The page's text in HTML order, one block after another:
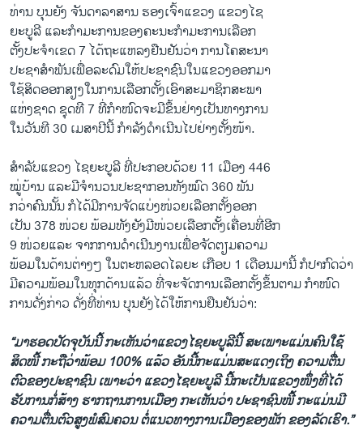
ພາສາຕ່າງໆ
ທ່ານ ບຸນ​ຍັງ ຈັນ​ດາລາ​ສານ ​ຮອງເຈົ້າ​ແຂວງ ແຂວງ​ໄຊ
ຍະ​ບູລີ ​ແລະກຳມະການ​ຂອງ​ຄະນະ​ກຳມະການ​ເລືອກ​
ຕັ້ງປະຈຳ​ເຂດ 7 ​ໄດ້​ຖະ​ແຫລ​ງຢືນຢັນ​ວ່າ ການ​ໂຄສະນາ
ປະຊາສຳພັນເພື່ອ​ລະດົມ​ໃຫ້​ປະຊາຊົນ​ໃນ​ແຂວງ​ອອກ​ມາ
ໃຊ້​ສິດ​ອອກສຽງ​ໃນ​ການ​ເລືອກ​ຕັ້ງ​ເອົາ​ສະມາຊິກ​ສະພາ
ແຫ່ງ​ຊາດ ຊຸດ​ທີ 7 ທີ່​ກຳໜົດຈະ​ມີ​ຂຶ້ນຢ່າງ​ເປັນ​ທາງ​ການ
ໃນ​ວັນ​ທີ 30 ​ເມສາ​ປີນີ້ ກຳລັງ​ດຳ​ເນີນ​ໄປ​ຢ່າງ​ຕັ້ງໜ້າ.
ສໍາລັບ​ແຂວງ ​ໄຊ​ຍະ​ບູລີ ທີ່​ປະກອບ​ດ້ວຍ 11 ​ເມືອງ 446
ໝູ່ບ້ານ ​ແລະ​ມີ​ຈຳນວນ​ປະຊາກອນ​ທັງໝົດ 360 ພັນ​
ກວ່າ​ຄົນ​ນັ້ນ ກໍ​ໄດ້​ມີ​ການຈັດ​ແບ່ງໜ່ວຍ​ເລືອກ​ຕັ້ງອອກ
ເປັນ 378 ໜ່ວຍ ພ້ອມ​ທັງ​ຍັງ​ມີໜ່ວຍ​ເລືອກ​ຕັ້ງ​ເຄື່ອນ​ທີ່​ອີກ
9 ໜ່ວຍ​ແລະ ຈາກ​ການ​ດຳ​ເນີນ​ງານ​ເພື່ອ​ຈັດຕຽ​ມຄວາມ
ພ້ອມ​ໃນ​ດ້ານ​ຕ່າງໆ ​ໃນ​ຕະຫລອດ​ໄລຍະ ​ເກືອບ 1 ​ເດືອນ​ມານີ້ ກໍ​ປາກົດ​ວ່າ
ມີ​ຄວາມ​ພ້ອມ​ໃນ​ທຸກ​ດ້ານ​ແລ້ວ ທີ່​ຈະ​ຈັດການ​ເລືອກ​ຕັ້ງຂຶ້ນຕາມ​ ກຳໜົດ
ການ​ດັ່ງກ່າວ ດັ່ງ​ທີ່​ທ່ານ​ ບຸນ​ຍັງ​ໄດ້​ໃຫ້ການ​ຢືນຢັນ​ວ່າ:
“ມາ​ຮອດ​ປັດຈຸບັນ​ນີ້ ກະ​ເຫັນ​ວ່າ​ແຂວງ​ໄຊ​ຍະ​ບູລີ​ນີ້ ສະ​ເພາະ​ແມ່ນ​ຄົນ​ໃຊ້​
ສິດ​ໜີ້ ກະຖືວ່າ​ພ້ອມ 100% ​ແລ້ວ ອັນ​ນີ້ກະ​ແມ່ນ​ສະ​ແດງ​ເຖິງ ຄວາມ​ຕື່ນ​
ຕົວ​ຂອງ​ປະຊາຊົນ ​ເພາະວ່າ ​ແຂວງ​ໄຊ​ຍະ​ບູລີ ນີ້ກະ​ເປັນ​ແຂວງໜຶ່ງທີ່​ໄດ້​
ຮັບ​ການກໍ່ສ້າງ ຮາກ​ຖານ​ການ​ເມືອງ ກະ​ເຫັນ​ວ່າ ປະຊາຊົນໜີ້ ກະ​ແມ່ນ​ມີ​
ຄວາມ​ຕື່ນ​ຕົວ​ສູງ​ພໍ​ສົມຄວນ ຕໍ່​ແນວ​ທາງ​ການ​ເມືອງ​ຂອງ​ພັກ ຂອງ​ລັດ​ເຮົາ.”